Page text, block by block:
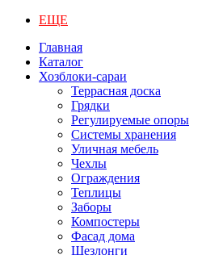
ЕЩЕ
Главная
Каталог
Хозблоки-сараи
Террасная доска
Грядки
Регулируемые опоры
Системы хранения
Уличная мебель
Чехлы
Ограждения
Теплицы
Заборы
Компостеры
Фасад дома
Шезлонги